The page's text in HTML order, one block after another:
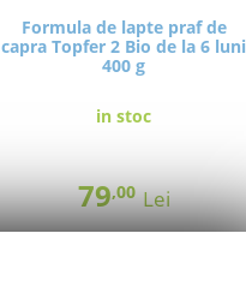
Formula de lapte praf de
capra Topfer 2 Bio de la 6 luni
400 g
in stoc
79,00 Lei